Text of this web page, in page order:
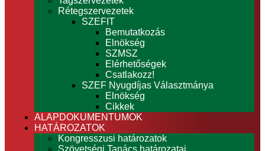
Rétegszervezetek
SZEFIT
Bemutatkozás
Elnökség
SZMSZ
Elérhetőségek
Csatlakozz!
SZEF Nyugdíjas Választmánya
Elnökség
Cikkek
ALAPDOKUMENTUMOK
HATÁROZATOK
Kongresszusi határozatok
Szövetségi Tanács határozatai